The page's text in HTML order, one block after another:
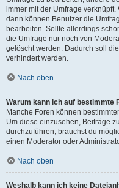
immer mit der Umfrage
dann können Benutzer die
bearbeiten. Sollte allerdings
die Umfrage nur noch von
gelöscht werden. Dadurch soll
verhindert werden.
Nach oben
Warum kann ich auf bestimmte
Manche Foren können
Um diese einzusehen, Beiträge
durchzuführen, brauchst du
einen Moderator oder
Nach oben
Weshalb kann ich keine